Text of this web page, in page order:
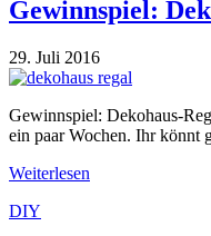
Gewinnspiel:
29. Juli 2016
Gewinnspiel: Dekohaus-
ein paar Wochen. Ihr könnt
Weiterlesen
DIY